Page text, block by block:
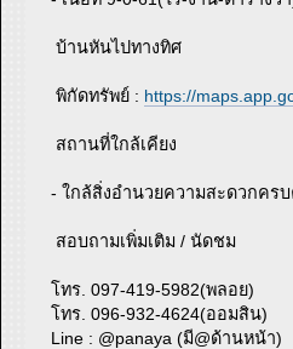
บ้านหันไปทางทิศ
พิกัดทรัพย์ : https://
สถานที่ใกล้เคียง
- ใกล้สิ่งอำนวยความสะดวกคร
สอบถามเพิ่มเติม / นัดชม
โทร. 097-419-5982(พลอย)
โทร. 096-932-4624(ออมสิน)
Line : @panaya (มี@ด้านหน้า)